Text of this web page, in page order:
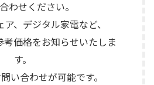
わせください。
、デジタル家電など、
価格をお知らせいたしま
す。
い合わせが可能です。